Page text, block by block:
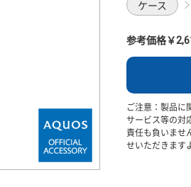
ケース
参考価格￥
ご注意：製品に
サービス等の対
責任も負いませ
せいただきます